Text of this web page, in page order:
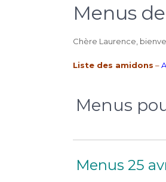
Menus
Chère Laurence,
Liste des amidons –
Menus
Menus 25